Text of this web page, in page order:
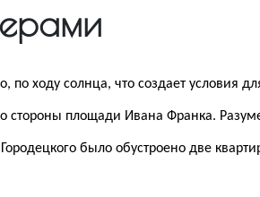
ходу солнца, что создает условия
площади Ивана Франка.
было обустроено две